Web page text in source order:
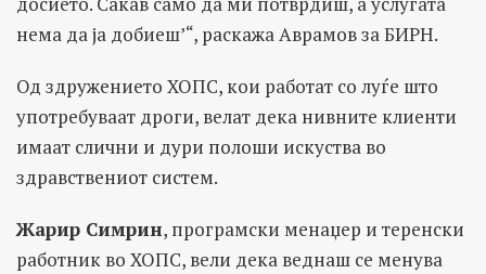
нема да ја добиеш’“, раскажа Аврамов за БИРН.
Од здружението ХОПС, кои работат со луѓе што
употребуваат дроги, велат дека нивните клиенти
имаат слични и дури полоши искуства во
здравствениот систем.
Жарир Симрин, програмски менаџер и теренски
работник во ХОПС, вели дека веднаш се менува